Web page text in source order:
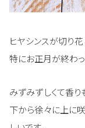
ヒヤシンスが切り
特にお正月が終わっ
みずみずしくて香
下から徐々に上に